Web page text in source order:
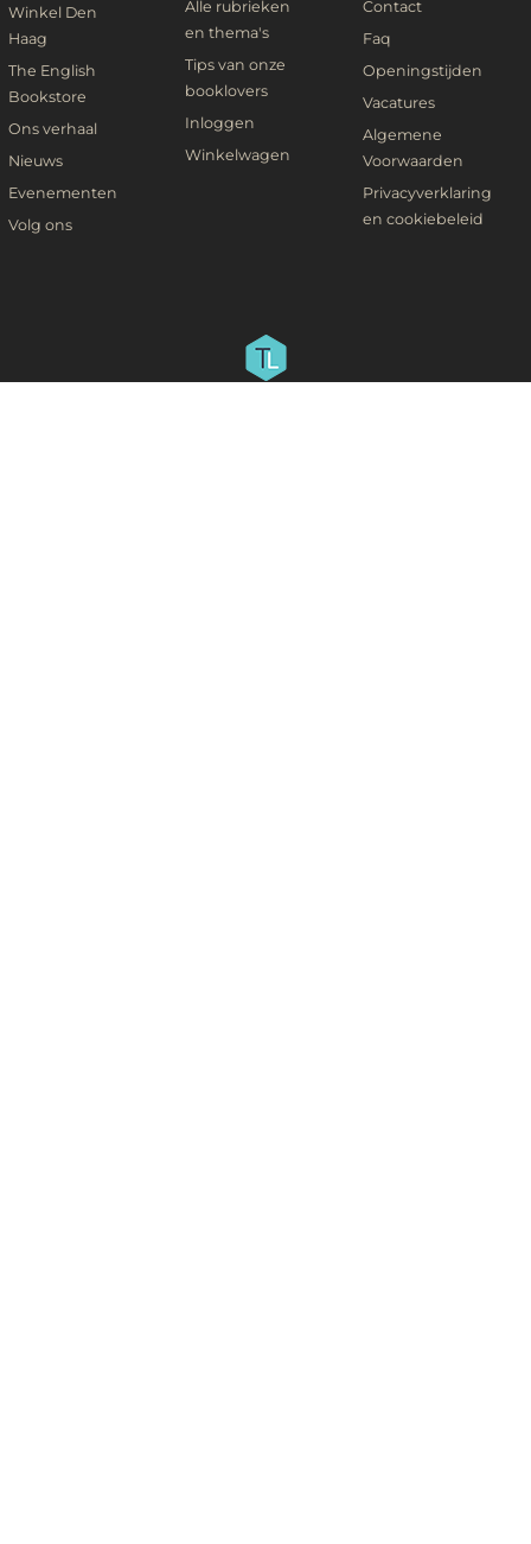
Winkel Den
Haag
The English
Bookstore
Ons verhaal
Nieuws
Evenementen
Volg ons
Alle rubrieken
en thema's
Tips van onze
booklovers
Inloggen
Winkelwagen
Contact
Faq
Openingstijden
Vacatures
Algemene
Voorwaarden
Privacyverklaring
en cookiebeleid